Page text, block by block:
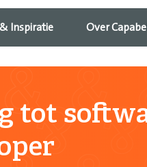
Inspiratie Over
tot